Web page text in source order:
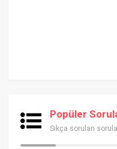
Popüler
Sıkça sorulan